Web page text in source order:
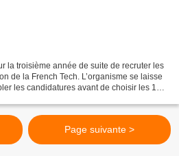
la troisième année de suite de recruter les
de la French Tech. L’organisme se laisse
les candidatures avant de choisir les 10
Page suivante >